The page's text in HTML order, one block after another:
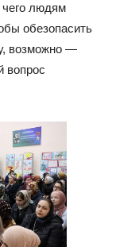
чего людям
обезопасить
возможно —
вопрос